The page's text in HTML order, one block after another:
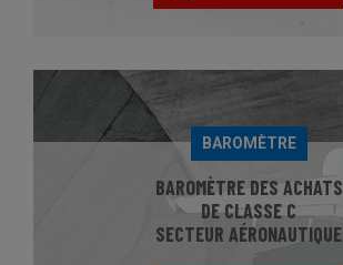
BAROMÈTRE
BAROMÈTRE DES ACHATS
DE CLASSE C
SECTEUR AÉRONAUTIQUE